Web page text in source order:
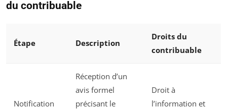
du contribuable
Étape Description
Droits du
contribuable
Notification
Réception d’un
avis formel
précisant le
Droit à
l’information et